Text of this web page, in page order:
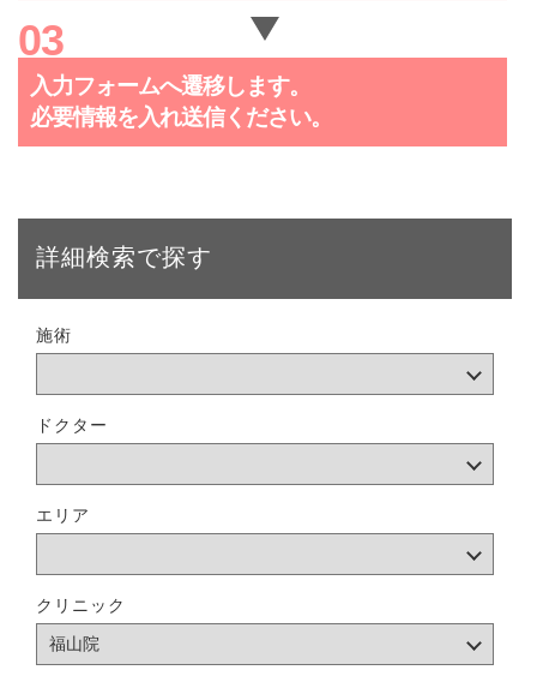
入力フォームへ遷移します。
必要情報を入れ送信ください。
詳細検索で探す
施術
ドクター
エリア
クリニック